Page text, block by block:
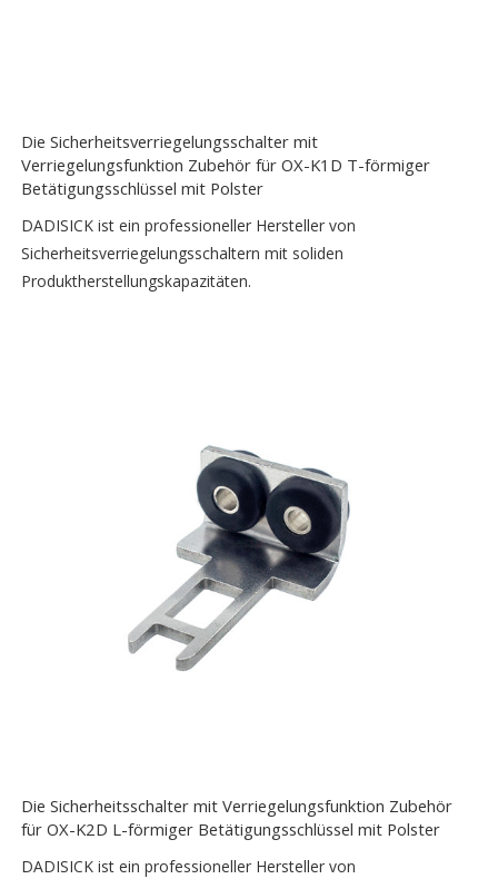
Die Sicherheitsverriegelungsschalter mit
Verriegelungsfunktion Zubehör für OX-K1D T-förmiger
Betätigungsschlüssel mit Polster
DADISICK ist ein professioneller Hersteller von
Sicherheitsverriegelungsschaltern mit soliden
Produktherstellungskapazitäten.
Die Sicherheitsschalter mit Verriegelungsfunktion Zubehör
für OX-K2D L-förmiger Betätigungsschlüssel mit Polster
DADISICK ist ein professioneller Hersteller von